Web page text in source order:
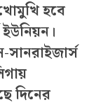
হবে
ইউনিয়ন।
দিনের